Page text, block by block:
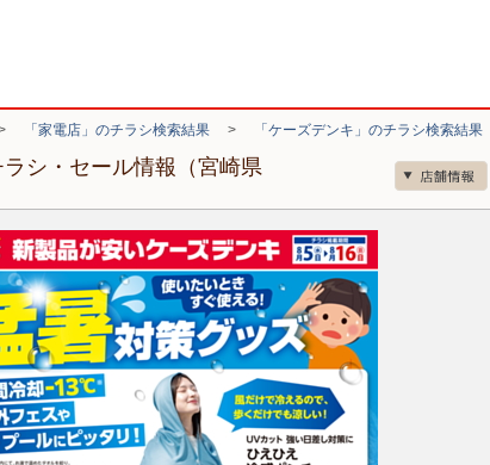
「家電店」のチラシ検索結果 > 「ケーズデンキ」のチラシ検索結果
シ・セール情報（宮崎県